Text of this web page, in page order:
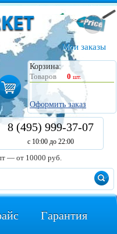
Мои заказы
Корзина:
Товаров
0 шт.
Оформить заказ
8 (495) 999-37-07
с 10:00 до 22:00
— от 10000 руб.
Гарантия